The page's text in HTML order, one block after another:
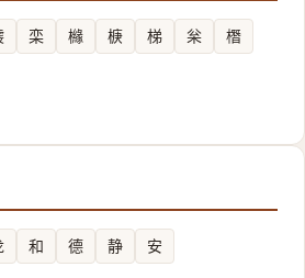
栾 櫞 椩 梯 枀
橬
和 德 静 安